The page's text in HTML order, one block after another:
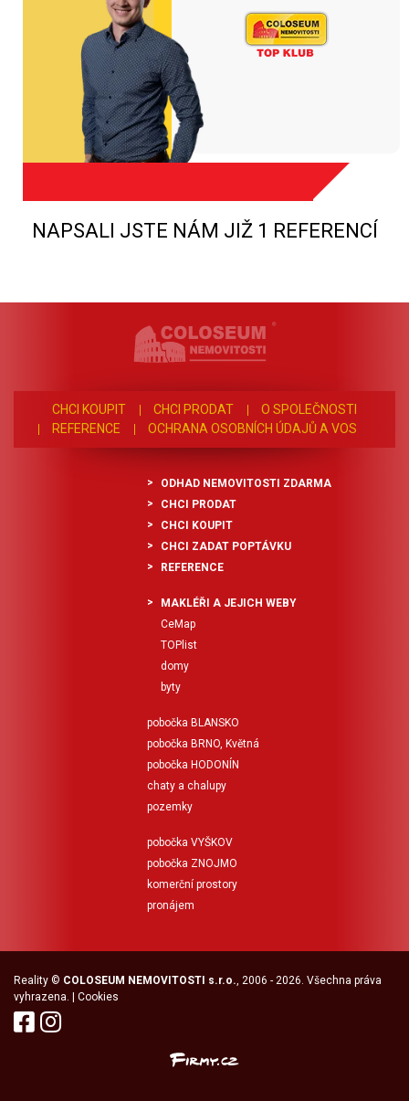
NAPSALI JSTE NÁM JIŽ 1 REFERENCÍ
CHCI KOUPIT CHCI PRODAT
O SPOLEČNOSTI
REFERENCE
OCHRANA OSOBNÍCH ÚDAJŮ A VOS
ODHAD NEMOVITOSTI ZDARMA
CHCI PRODAT
CHCI KOUPIT
CHCI ZADAT POPTÁVKU
REFERENCE
MAKLÉŘI A JEJICH WEBY
CeMap
TOPlist
domy
byty
pobočka BLANSKO
pobočka BRNO, Květná
pobočka HODONÍN
chaty a chalupy
pozemky
pobočka VYŠKOV
pobočka ZNOJMO
komerční prostory
pronájem
Reality © COLOSEUM NEMOVITOSTI s.r.o. , 2006 - 2026. Všechna práva
vyhrazena. | Cookies